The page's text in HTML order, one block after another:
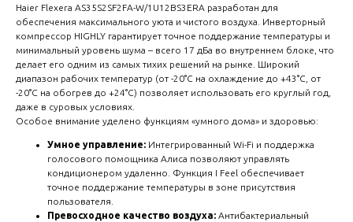
Haier Flexera AS35S2SF2FA-W/1U12BS3ERA разработан для
обеспечения максимального уюта и чистого воздуха. Инверторный
компрессор HIGHLY гарантирует точное поддержание температуры и
минимальный уровень шума – всего 17 дБа во внутреннем блоке, что
делает его одним из самых тихих решений на рынке. Широкий
диапазон рабочих температур (от -20°C на охлаждение до +43°C, от
-20°C на обогрев до +24°C) позволяет использовать его круглый год,
даже в суровых условиях.
Особое внимание уделено функциям «умного дома» и здоровью:
Умное управление: Интегрированный Wi-Fi и поддержка
голосового помощника Алиса позволяют управлять
кондиционером удаленно. Функция I Feel обеспечивает
точное поддержание температуры в зоне присутствия
пользователя.
Превосходное качество воздуха: Антибактериальный